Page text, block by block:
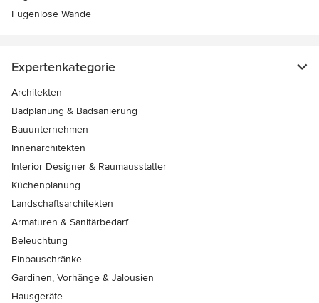
Fugenlose Wände
Expertenkategorie
Architekten
Badplanung & Badsanierung
Bauunternehmen
Innenarchitekten
Interior Designer & Raumausstatter
Küchenplanung
Landschaftsarchitekten
Armaturen & Sanitärbedarf
Beleuchtung
Einbauschränke
Gardinen, Vorhänge & Jalousien
Hausgeräte